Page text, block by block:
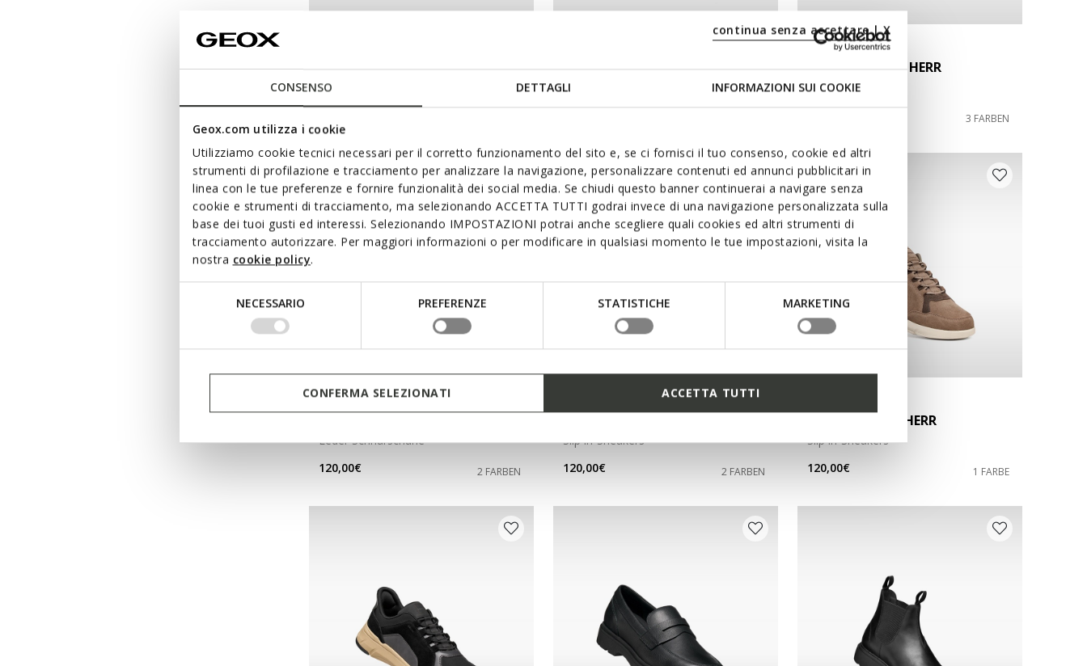
CONSENSO DETTAGLI INFORMAZIONI SUI COOKIE
Geox.com utilizza i cookie
Utilizziamo cookie tecnici necessari per il corretto funzionamento del sito e, se ci fornisci il tuo consenso, cookie ed altri
strumenti di profilazione e tracciamento per analizzare la navigazione, personalizzare contenuti ed annunci pubblicitari in
linea con le tue preferenze e fornire funzionalità dei social media. Se chiudi questo banner continuerai a navigare senza
cookie e strumenti di tracciamento, ma selezionando ACCETTA TUTTI godrai invece di una navigazione personalizzata sulla
base dei tuoi gusti ed interessi. Selezionando IMPOSTAZIONI potrai anche scegliere quali cookies ed altri strumenti di
tracciamento autorizzare. Per maggiori informazioni o per modificare in qualsiasi momento le tue impostazioni, visita la
nostra cookie policy.
NECESSARIO PREFERENZE STATISTICHE MARKETING
continua senza accettare | X
CONFERMA SELEZIONATI ACCETTA TUTTI
FLEXTRIDEZERO PLUS HERR
Slip in-Sneakers
SPHERICA EC1 B HERR
Chelsea boots
NEW IN
SPHERICA EC7 B HERR
Chelsea boots
3 FARBEN
NEW IN
Leder Schnürschuhe
120,00€
2 FARBEN
Slip in-Sneakers
120,00€
2 FARBEN
VITTOUR PLUS HERR
Slip in-Sneakers
120,00€
1 FARBE